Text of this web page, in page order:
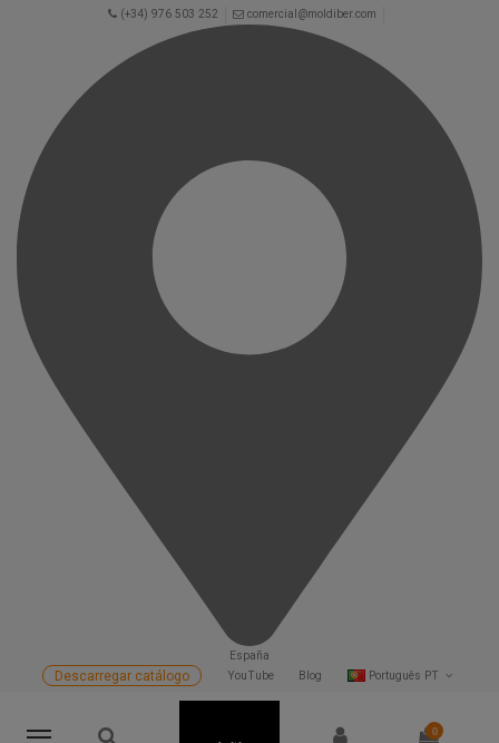
(+34) 976 503 252 comercial@moldiber.com
España
Português PT
Blog
YouTube
Descarregar catálogo
0